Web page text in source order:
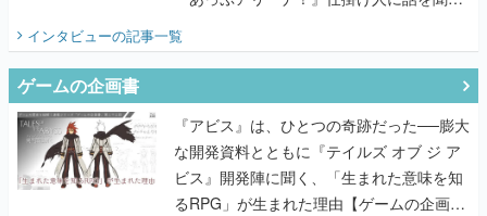
インタビューの記事一覧
ゲームの企画書
『アビス』は、ひとつの奇跡だった──膨大
な開発資料とともに『テイルズ オブ ジ ア
ビス』開発陣に聞く、「生まれた意味を知
るRPG」が生まれた理由【ゲームの企画